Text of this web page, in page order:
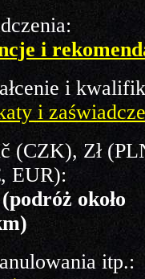
i
i
i
(CZK), Zł
EUR):
(podróż około
itp.: